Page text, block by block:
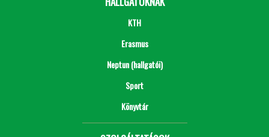
KTH
Erasmus
Neptun (hallgatói)
Sport
Könyvtár